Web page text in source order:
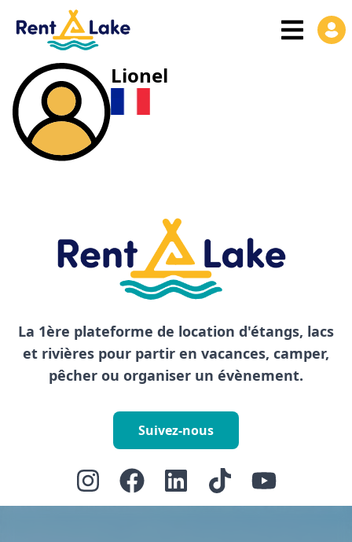
Lionel
La 1ère plateforme de location d'étangs, lacs
et rivières pour partir en vacances, camper,
pêcher ou organiser un évènement.
Suivez-nous